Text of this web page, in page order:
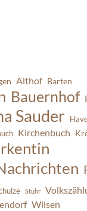
Althof Barten
Bauernhof
Sauder
Kirchenbuch
Stuhr
Wilsen